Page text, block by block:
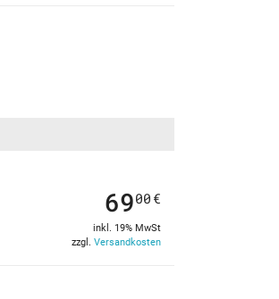
6900 €
inkl. 19% MwSt
zzgl. Versandkosten